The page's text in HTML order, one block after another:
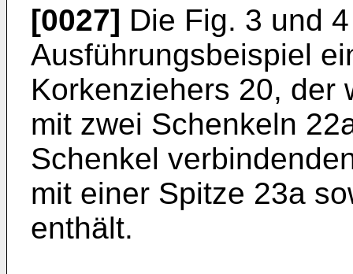
[0027] Die Fig. 3 und
Ausführungsbeispiel
Korkenziehers 20, der
mit zwei Schenkeln
Schenkel
mit einer Spitze 23a
enthält.